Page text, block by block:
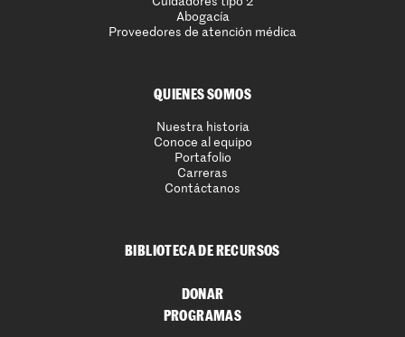
Abogacía
Proveedores de atención médica
QUIENES SOMOS
Nuestra historia
Conoce al equipo
Portafolio
Carreras
Contáctanos
BIBLIOTECA DE RECURSOS
DONAR
PROGRAMAS